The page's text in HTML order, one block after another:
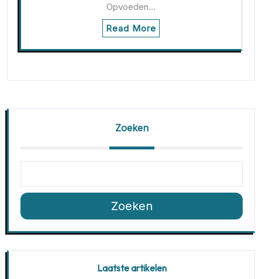
Opvoeden…
Read More
Zoeken
Zoeken
Laatste artikelen